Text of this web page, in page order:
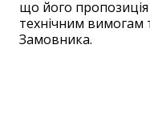
що його пропозиція
технічним вимогам
Замовника.